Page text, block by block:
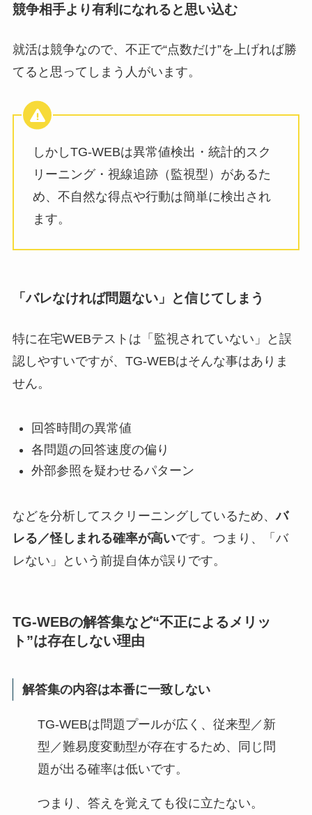
競争相手より有利になれると思い込む
就活は競争なので、不正で“点数だけ”を上げれば勝
てると思ってしまう人がいます。
しかしTG‑WEBは異常値検出・統計的スク
リーニング・視線追跡（監視型）があるた
め、不自然な得点や行動は簡単に検出され
ます。
「バレなければ問題ない」と信じてしまう
特に在宅WEBテストは「監視されていない」と誤
認しやすいですが、TG-WEBはそんな事はありま
せん。
回答時間の異常値
各問題の回答速度の偏り
外部参照を疑わせるパターン
などを分析してスクリーニングしているため、バ
レる／怪しまれる確率が高いです。つまり、「バ
レない」という前提自体が誤りです。
TG-WEBの解答集など“不正によるメリッ
ト”は存在しない理由
解答集の内容は本番に一致しない
TG-WEBは問題プールが広く、従来型／新
型／難易度変動型が存在するため、同じ問
題が出る確率は低いです。
つまり、答えを覚えても役に立たない。